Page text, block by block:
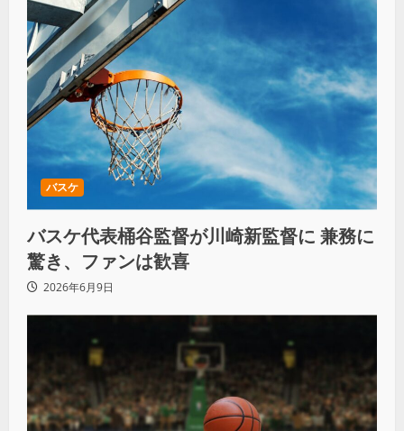
バスケ
バスケ代表桶谷監督が川崎新監督に 兼務に
驚き、ファンは歓喜
2026年6月9日